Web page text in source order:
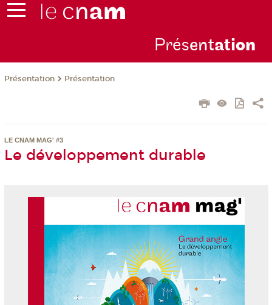
Présentation
Présentation Présentation
LE CNAM MAG' #3
Le développement durable